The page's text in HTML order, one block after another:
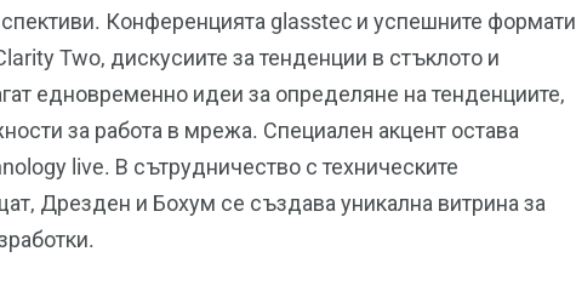
Конференцията glasstec и успешните формати
Two, дискусиите за тенденции в стъклото и
едновременно идеи за определяне на тенденциите,
за работа в мрежа. Специален акцент остава
live. В сътрудничество с техническите
Дрезден и Бохум се създава уникална витрина за